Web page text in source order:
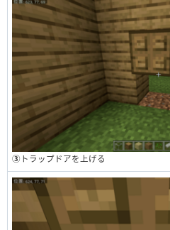
③ トラップドアを上げる